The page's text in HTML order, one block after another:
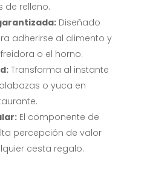
de relleno.
Diseñado
adherirse al alimento y
o el horno.
Transforma al instante
o yuca en
El componente de
percepción de valor
cesta regalo.